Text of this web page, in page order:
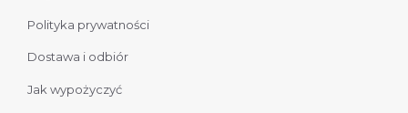
Polityka prywatności
Dostawa i odbiór
Jak wypożyczyć